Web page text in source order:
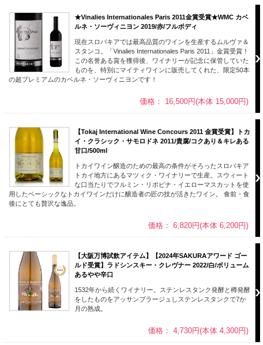
★Vinalies Internationales Paris 2011金賞受賞★WMC カベ
ルネ・ソーヴィニヨン 2019/赤/フルボディ
現在スロバキアでは最高品質のワインを生産するムルヴァ＆
スタンコ。「Vinalies Internationales Paris 2011」金賞受賞！
この名誉ある賞を獲得後、ワイナリーが記念に保管していた
ものを、特別にマイティワインに販売してくれた、限定50本
の超プレミアムのカベルネ・ソーヴィニヨンです！
価格： 16,500円(本体 15,000円)
【Tokaj International Wine Concours 2011 金賞受賞】トカ
イ・クラシック・サモロドネ 2011/貴腐/コクあり＆キレある
甘口/500ml
トカイワイン醸造のための最高の条件がそろったスロバキア
トカイ地方にあるマツィク・ワイナリーで生産。スウィート
な口当たりでフルミン・リポビナ・イエローマスカットを使
用したベーシックなトカイワインだけに醸造者の匠の技が活きたワイン。 食前・食
後にとても贅沢な逸品。
価格： 6,820円(本体 6,200円)
【大阪万博試飲アイテム】【2024年SAKURAアワード ゴー
ルド受賞】ラドシンスキー・クレヴナー 2022/白/ボリューム
あるやや辛口
1532年から続くワイナリー。ステンレスタンク発酵と樽発酵
をしたものをアッサンブラージュしステンレスタンクで7か
月の熟成。
価格： 4,730円(本体 4,300円)